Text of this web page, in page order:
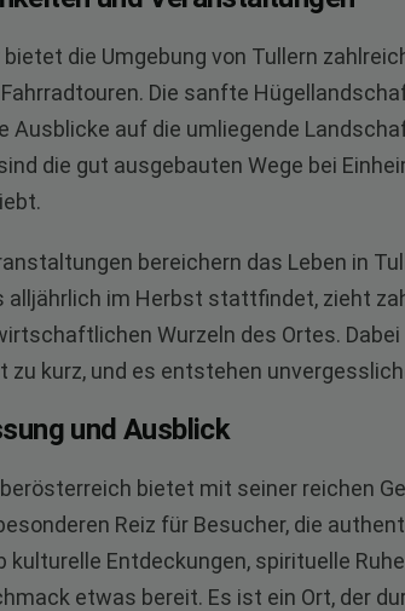
die Umgebung von Tullern
Die sanfte
Ausblicke auf die umliegende
die gut ausgebauten Wege bei
bereichern das Leben in
alljährlich im Herbst stattfindet, zieht
Wurzeln des Ortes.
zu kurz, und es entstehen
und Ausblick
bietet mit seiner reichen
Reiz für Besucher, die
kulturelle Entdeckungen, spirituelle
etwas bereit. Es ist ein Ort, der